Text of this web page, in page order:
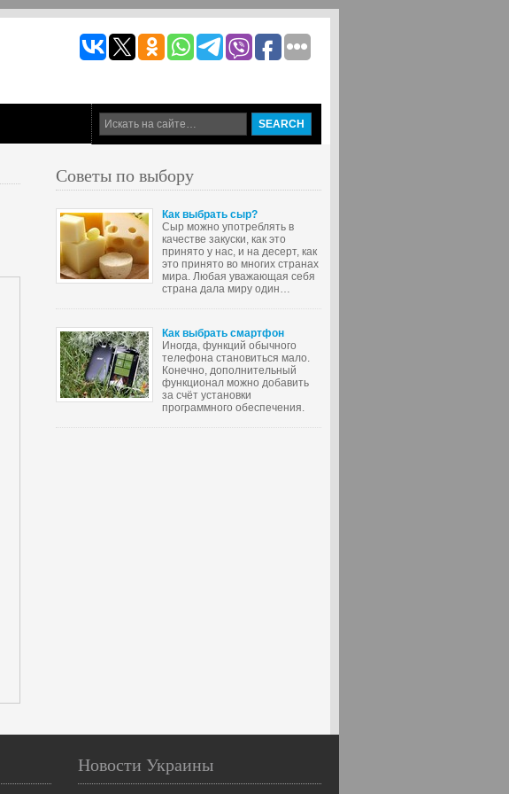
Советы по выбору
Как выбрать сыр?
Сыр можно употреблять в
качестве закуски, как это
принято у нас, и на десерт, как
это принято во многих странах
мира. Любая уважающая себя
страна дала миру один…
Как выбрать смартфон
Иногда, функций обычного
телефона становиться мало.
Конечно, дополнительный
функционал можно добавить
за счёт установки
программного обеспечения.
Новости Украины